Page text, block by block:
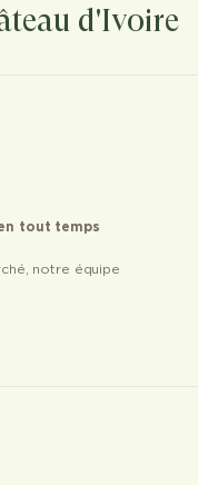
d'Ivoire
tout temps
notre équipe